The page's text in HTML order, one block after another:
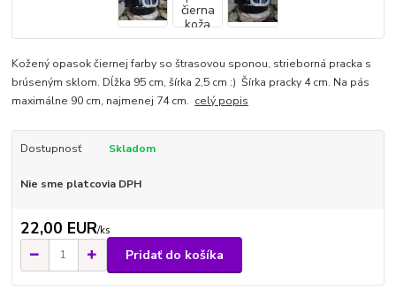
Kožený opasok čiernej farby so štrasovou sponou, strieborná pracka s
brúseným sklom. Dĺžka 95 cm, šírka 2,5 cm :) Šírka pracky 4 cm. Na pás
maximálne 90 cm, najmenej 74 cm. celý popis
Dostupnosť Skladom
Nie sme platcovia DPH
22,00 EUR/ks
Pridať do košíka